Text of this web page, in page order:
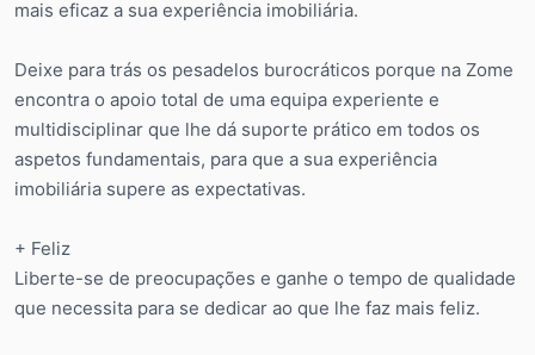
mais eficaz a sua experiência imobiliária.
Deixe para trás os pesadelos burocráticos porque na Zome
encontra o apoio total de uma equipa experiente e
multidisciplinar que lhe dá suporte prático em todos os
aspetos fundamentais, para que a sua experiência
imobiliária supere as expectativas.
+ Feliz
Liberte-se de preocupações e ganhe o tempo de qualidade
que necessita para se dedicar ao que lhe faz mais feliz.